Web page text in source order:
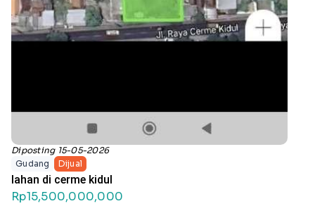
Diposting 15-05-2026
Gudang
Dijual
lahan di cerme kidul
Rp15,500,000,000